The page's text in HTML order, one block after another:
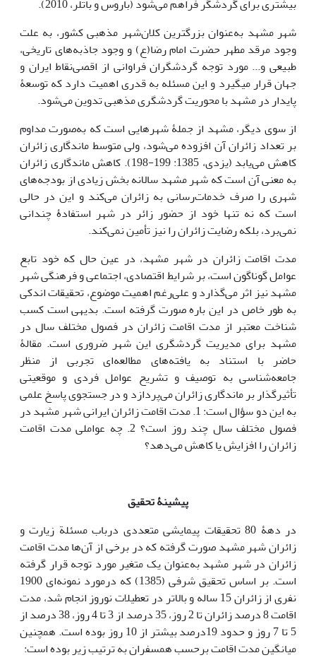
بیشتری برای گردشگر فراهم می‌شود (باروس و باتلر، 2010).
شهر مشهد به‌عنوان بزرگ­ترین کلان‌شهر مذهبی کشور، به علت
وجود مرقد مطهر حضرت امام رضا(ع) و وجود جاذبه‌های تاریخی،
طبیعی و... مورد توجه گردشگران فراوانی از اقصی‌نقاط ایران و
جهان قرار می­گیرد و این مسئله به قدری اهمیت دارد که توسعۀ
پایدار در مشهد با محوریت گردشگری مذهبی تدوین می‌شود.
از سوی دیگر، مشهد از جملۀ شهرهایی است که به‌صورت مداوم
بر تعداد زائران آن افزوده می‌شود، ولی متوسط ماندگاری زائران
کاهش می‌یابد (یزدی، 1385: 199-198). کاهش ماندگاری زائران
به معنی آن است که شهر مشهد سالانه بخش زیادی از بودجه‌های
شهری را صرف خدمات‌رسانی به زائران می‌کند و این در حالی
است که نه تنها خود از حضور زائر در شهر استفادۀ چندانی
نمی‌برد، بلکه رضایت زائران را نیز تأمین نمی‌کند.
مدت اقامت زائران در شهر مشهد، در عین حال که خود تابع
عوامل گوناگون است، بر شرایط اقتصادی، اجتماعی و فرهنگی شهر
مشهد نیز اثر می‌گذارد و علی‌رغم اهمیت موضوع، تحقیقات اندکی
به طور خاص در این باره صورت گرفته است. بدیهی است کسب
شناخت معتبر از مدت اقامت زائران در فصول مختلف سال در
مشهد برای مدیریت گردشگری این شهر ضروری است. مقالۀ
حاضر با استناد به یافته‌های مطالعه‌ای تجربی از منظر
جامعه‌شناسی به توصیف و تشریح عوامل فردی و موقعیتی
تأثیرگذار بر ماندگاری زائران می‌پردازد و در جستجوی پاسخ علمی
به این دو سؤال است: 1. مدت اقامت زائران ایرانی شهر مشهد در
فصول مختلف سال چند روز است؟ 2. چه عواملی مدت اقامت
زائران را افزایش یا کاهش می‌دهد؟
پیشینۀ تحقیق
در دهۀ 80 تحقیقات پیمایشی متعددی درباب مسئلة زیارت و
زائران شهر مشهد صورت گرفته که در برخی از آن‌ها مدت اقامت
زائران در شهر مشهد به‌عنوان یک متغیر مورد توجه قرار گرفته
است. بر اساس تحقیق شرفی (1385) که درمورد نمونه‌ای 1900
نفری از زائران 15 ساله و بالاتر در تعطیلات نوروز انجام شد، مدت
اقامت 8 درصد زائران تا 2 روز، 35 درصد از 3 تا 4 روز، 38 درصد از
5 تا 7 روز و حدود 19درصد بیشتر از 10 روز بوده است. همچنین
میانگین مدت اقامت برحسب همسفران به ترتیب زیر بوده است: